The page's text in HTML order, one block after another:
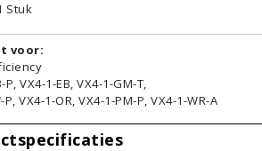
Stuk
voor:
P, VX4-1-EB, VX4-1-GM-T,
P, VX4-1-OR, VX4-1-PM-P, VX4-1-WR-A